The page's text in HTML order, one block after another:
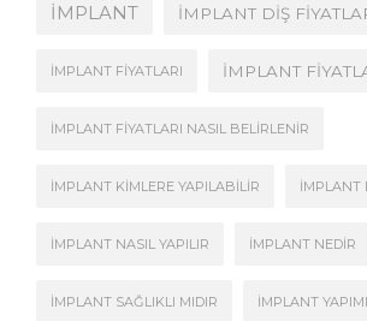
İMPLANT İMPLANT DIŞ
İMPLANT FIYATLARI İMPLANT
İMPLANT FIYATLARI NASIL BELIRLENIR
İMPLANT KIMLERE YAPILABILIR İMPLANT
İMPLANT NASIL YAPILIR İMPLANT NEDIR
İMPLANT SAĞLIKLI MIDIR İMPLANT YAPIMI